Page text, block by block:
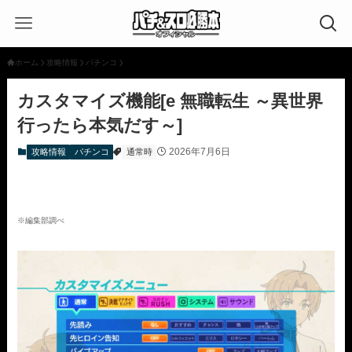
ホーム 攻略情報 パチンコ
カスタマイズ機能[e 無職転生 ～異世界
行ったら本気だす～]
攻略情報 パチンコ 通常時 2026年7月6日
※編集部調べ